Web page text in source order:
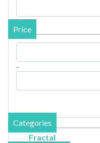
Price
-
Categories
Fractal